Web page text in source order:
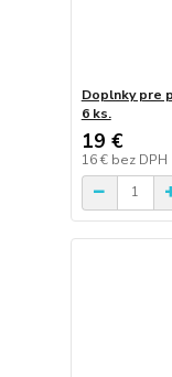
Doplnky pre
6 ks.
19 €
16 € bez DPH